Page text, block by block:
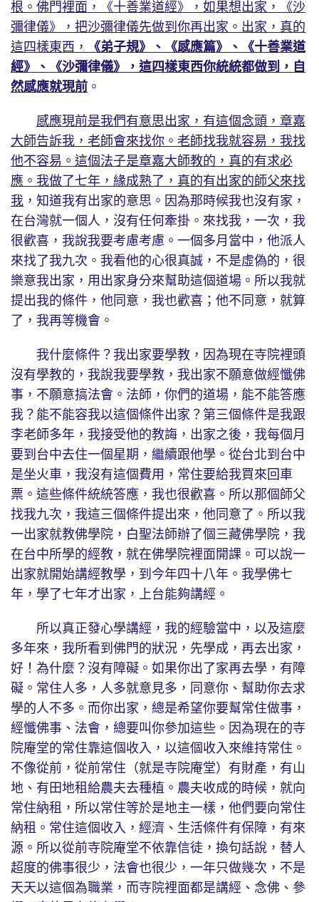
根。佛門裡面，《十善業道經》，如果想出家，《沙
彌律儀》，把沙彌律儀先做到你再出家。出家，真的
這四樣東西，
《弟子規》、《感應篇》、《十善業道
經》、《沙彌律儀》，這四樣東西你統統都做到，自
然感應就現前 。
感應現前是我們有意思出家，有這個念頭，章嘉
大師告訴我，老師會來找你。老師找我就容易，我找
他不容易。這個法子是章嘉大師教的，真的有求必
應。我做了七年，緣成熟了，真的有出家的師父來找
我 ，知道我有出家的意思。因為那時候我也沒有家，
在台灣就一個人，沒有任何牽掛。來找我，一次，我
很歡喜，我說我要考慮考慮。一個多月當中，他派人
來找了我九次。我看他的心很真誠，不是虛偽的，很
樂意我出家，用出家身分來幫助這個道場。所以我就
提出我的條件，他同意，我也歡喜；他不同意，就算
了，我再等機會。
我什麼條件？我出家要學教，因為現在寺院裡頭
沒有學教的，我說我要學教，我出家不願意做經懺佛
事，不願意搞法會。法師，你們的道場，能不能答應
我？能不能容我以這個條件出家？第三個條件是我跟
李老師多年，我接受他的教誨，出家之後，我每個月
要到台中去住一個星期，繼續跟他學。從台北到台中
是坐火車，我沒有這個費用，常住要給我買來回車
票。這些條件統統答應，我也很歡喜。所以那個師父
找我九次，我這三個條件提出來，他同意了。所以我
一出家就教佛學院，白聖法師辦了個三藏佛學院，我
在台中所學的經教，就在佛學院裡面開課。可以說一
出家就開始講經教學，到今年四十八年。我學佛七
年，學了七年才出家，上台能夠講經。
所以真正發心學講經，我的經驗當中，以及這麼
多年來，我所看到佛門的狀況，先學成，再去出家，
好！為什麼？沒有障礙。如果你出了家再去學，有障
礙。常住人多，人多就意見多，同意你、幫助你去求
學的人不多。而你出家，總是希望你要幫常住做事，
經懺佛事、法會，總要叫你參加這些。因為現在的寺
院庵堂的常住靠這個收入，以這個收入來維持常住。
不像從前，從前常住（就是寺院庵堂）有財產，有山
地、有田地租給農夫去種植。農夫收成的時候，就向
常住納租，所以常住等於是地主一樣，他們要向常住
納租。常住這個收入，經濟、生活條件有保障，有來
源。所以從前寺院庵堂不依靠信徒，換句話說，替人
超度的佛事很少，法會也很少，一年只做幾次，不是
天天以這個為職業，而寺院裡面都是講經、念佛、參